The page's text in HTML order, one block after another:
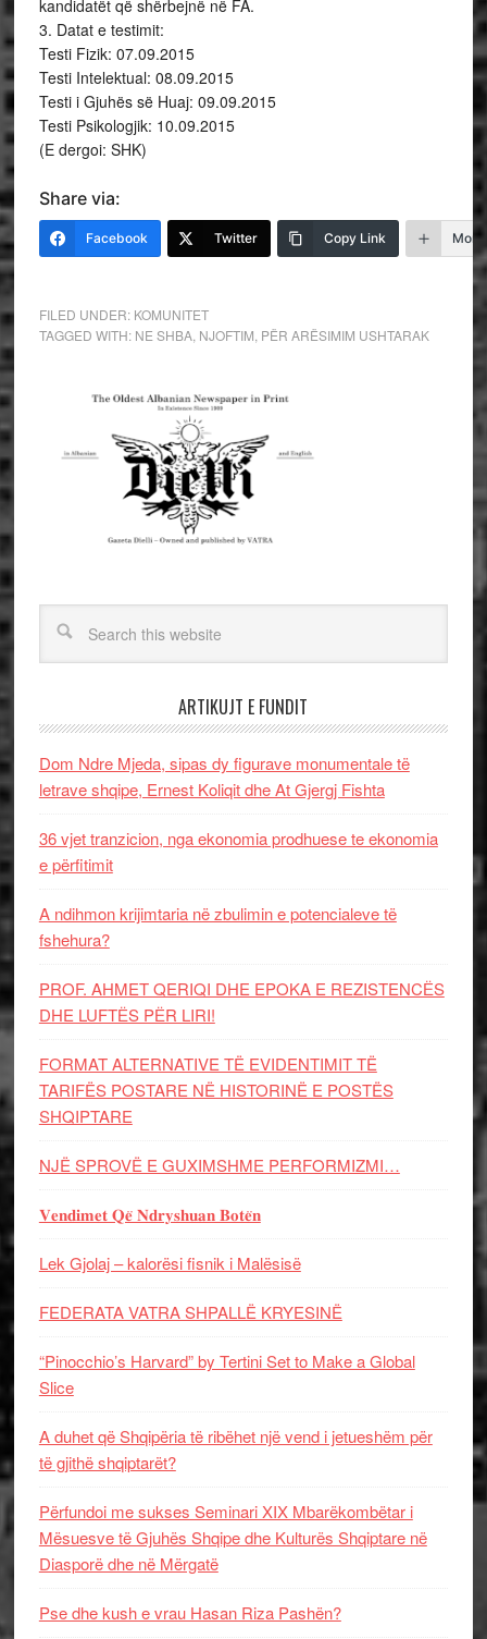
kandidatët që shërbejnë në FA.
3. Datat e testimit:
Testi Fizik: 07.09.2015
Testi Intelektual: 08.09.2015
Testi i Gjuhës së Huaj: 09.09.2015
Testi Psikologjik: 10.09.2015
(E dergoi: SHK)
Share via:
Facebook Twitter Copy Link More
FILED UNDER: KOMUNITET
TAGGED WITH: NE SHBA, NJOFTIM PËR ARËSIMIM USHTARAK
ARTIKUJT E FUNDIT
Dom Ndre Mjeda, sipas dy figurave monumentale të
letrave shqipe, Ernest Koliqit dhe At Gjergj Fishta
36 vjet tranzicion, nga ekonomia prodhuese te ekonomia
e përfitimit
A ndihmon krijimtaria në zbulimin e potencialeve të
fshehura?
PROF. AHMET QERIQI DHE EPOKA E REZISTENCЁS
DHE LUFTЁS PЁR LIRI!
FORMAT ALTERNATIVE TË EVIDENTIMIT TË
TARIFËS POSTARE NË HISTORINË E POSTËS
SHQIPTARE
NJË SPROVË E GUXIMSHME PERFORMIZMI…
𝐕𝐞𝐧𝐝𝐢𝐦𝐞𝐭 𝐐𝐞̈ 𝐍𝐝𝐫𝐲𝐬𝐡𝐮𝐚𝐧 𝐁𝐨𝐭𝐞̈𝐧
Lek Gjolaj – kalorësi fisnik i Malësisë
FEDERATA VATRA SHPALLË KRYESINË
“Pinocchio’s Harvard” by Tertini Set to Make a Global
Slice
A duhet që Shqipëria të ribëhet një vend i jetueshëm për
të gjithë shqiptarët?
Përfundoi me sukses Seminari XIX Mbarëkombëtar i
Mësuesve të Gjuhës Shqipe dhe Kulturës Shqiptare në
Diasporë dhe në Mërgatë
Pse dhe kush e vrau Hasan Riza Pashën?